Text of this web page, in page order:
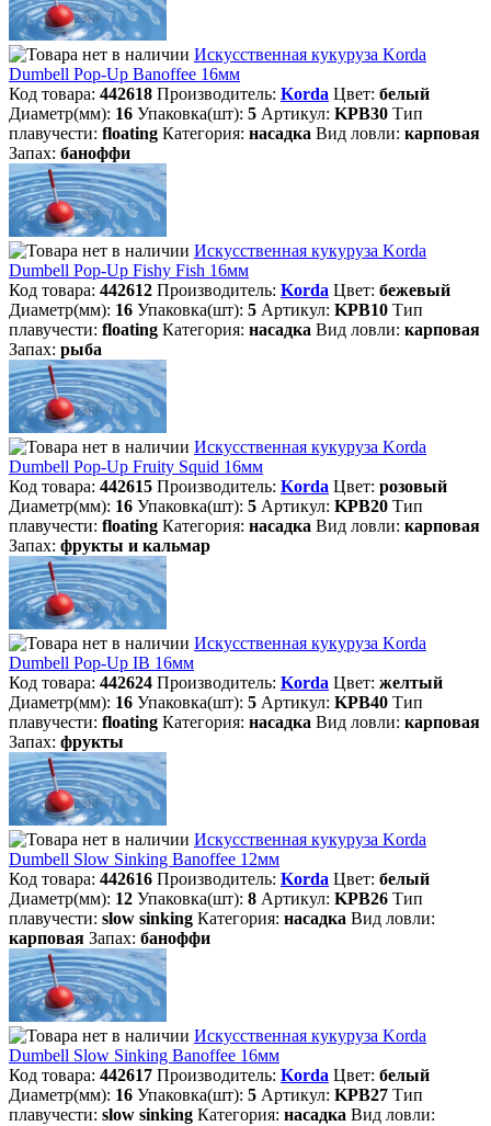
Искусственная кукуруза Korda
Dumbell Pop-Up Banoffee 16мм
Код товара: 442618 Производитель: Korda Цвет: белый
Диаметр(мм): 16 Упаковка(шт): 5 Артикул: KPB30 Тип
плавучести: floating Категория: насадка Вид ловли: карповая
Запах: баноффи
Искусственная кукуруза Korda
Dumbell Pop-Up Fishy Fish 16мм
Код товара: 442612 Производитель: Korda Цвет: бежевый
Диаметр(мм): 16 Упаковка(шт): 5 Артикул: KPB10 Тип
плавучести: floating Категория: насадка Вид ловли: карповая
Запах: рыба
Искусственная кукуруза Korda
Dumbell Pop-Up Fruity Squid 16мм
Код товара: 442615 Производитель: Korda Цвет: розовый
Диаметр(мм): 16 Упаковка(шт): 5 Артикул: KPB20 Тип
плавучести: floating Категория: насадка Вид ловли: карповая
Запах: фрукты и кальмар
Искусственная кукуруза Korda
Dumbell Pop-Up IB 16мм
Код товара: 442624 Производитель: Korda Цвет: желтый
Диаметр(мм): 16 Упаковка(шт): 5 Артикул: KPB40 Тип
плавучести: floating Категория: насадка Вид ловли: карповая
Запах: фрукты
Искусственная кукуруза Korda
Dumbell Slow Sinking Banoffee 12мм
Код товара: 442616 Производитель: Korda Цвет: белый
Диаметр(мм): 12 Упаковка(шт): 8 Артикул: KPB26 Тип
плавучести: slow sinking Категория: насадка Вид ловли:
карповая Запах: баноффи
Искусственная кукуруза Korda
Dumbell Slow Sinking Banoffee 16мм
Код товара: 442617 Производитель: Korda Цвет: белый
Диаметр(мм): 16 Упаковка(шт): 5 Артикул: KPB27 Тип
плавучести: slow sinking Категория: насадка Вид ловли: